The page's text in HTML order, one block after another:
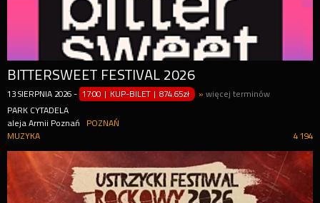
BITTERSWEET FESTIVAL 2026
13 SIERPNIA 2026 - 17:00 | KUP-BILET |874.65zł »więcej terminów
PARK CYTADELA
aleja Armii Poznań
POZNAŃ
4 194
MUZYKA